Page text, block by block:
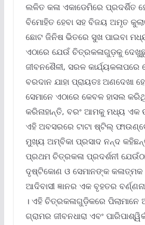
ଲଳିତ କଳା ଏକାଡେମିରେ ପ୍ରଦର୍ଶିତ
ବିମୋହିତ ହେବା ସହ ବିଜୟ ଅମୃତ
ଛୋଟ ଜିନିଷ ଭିତରେ ସୁଖ ପାଇବା
ଏଠାରେ ଯେଉଁ ଚିତ୍ରକଳାଗୁଡ଼କୁ ଦେଖୁଛୁ
ଜୀବନଶୈଳୀ, ସରଳ
ବରଦାନ ଯାହା ପ୍ରାୟତଃ ଅଣଦେଖା
ସେମାନେ ଏଠାରେ କେବଳ ହାସଲ
କରିନାହାନ୍ତି, ବରଂ ଆମକୁ ମଧ୍ୟ ଏକ
ଏହି ଅବସରରେ ଟାଟା ଷ୍ଟିଲ୍
ମୁଖ୍ୟ ଅମ୍ବିକା ପ୍ରସାଦ ନନ୍ଦ
ପ୍ରଥମ ଚିତ୍ରକଳା ପ୍ରଦର୍ଶନୀ
ଦୃଷ୍ଟିକୋଣ ଓ ସେମାନଙ୍କ କଳାତ୍ମକ
ଆଦିବାସୀ ଜ୍ଞାନର ଏକ ବୃହତର
। ଏହି ଚିତ୍ରକଳାଗୁଡ଼ିକରେ ପିଲାମାନେ
ଗ୍ରାମର ଜୀବନଧାରା ଏବଂ